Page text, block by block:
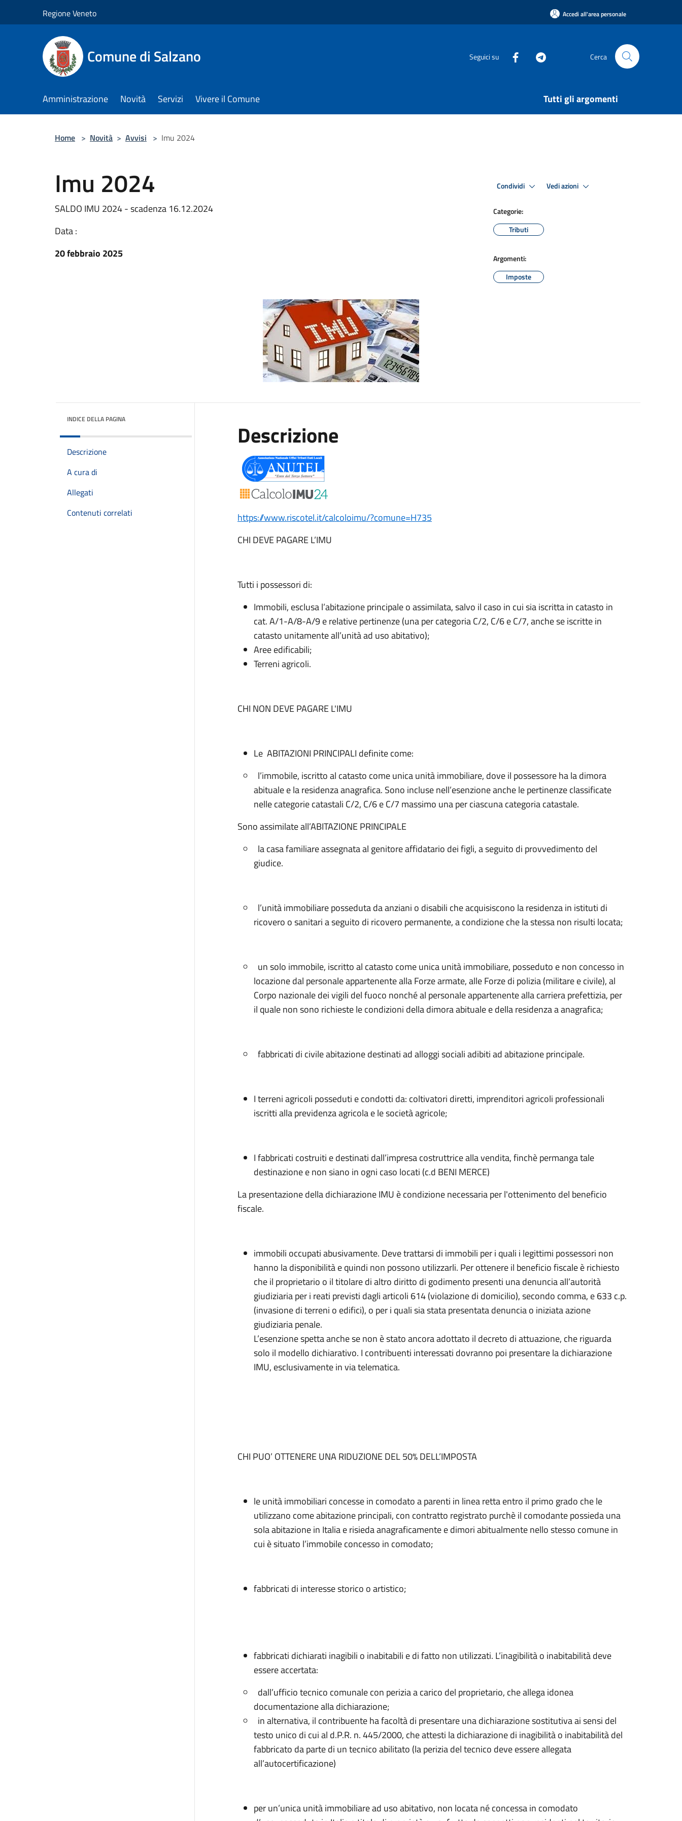
Regione Veneto Accedi all'area personale
Comune di Salzano Seguici su Cerca
Amministrazione Novità Servizi Vivere il Comune Tutti gli argomenti
Home > Novità > Avvisi > Imu 2024
Imu 2024
SALDO IMU 2024 - scadenza 16.12.2024
Data :
20 febbraio 2025
Condividi Vedi azioni
Categorie:
Tributi
Argomenti:
Imposte
INDICE DELLA PAGINA
Descrizione
A cura di
Allegati
Contenuti correlati
Descrizione
https://www.riscotel.it/calcoloimu/?comune=H735
CHI DEVE PAGARE L’IMU
Tutti i possessori di:
Immobili, esclusa l’abitazione principale o assimilata, salvo il caso in cui sia iscritta in catasto in
cat. A/1-A/8-A/9 e relative pertinenze (una per categoria C/2, C/6 e C/7, anche se iscritte in
catasto unitamente all’unità ad uso abitativo);
Aree edificabili;
Terreni agricoli.
CHI NON DEVE PAGARE L'IMU
Le ABITAZIONI PRINCIPALI definite come:
l’immobile, iscritto al catasto come unica unità immobiliare, dove il possessore ha la dimora
abituale e la residenza anagrafica. Sono incluse nell’esenzione anche le pertinenze classificate
nelle categorie catastali C/2, C/6 e C/7 massimo una per ciascuna categoria catastale.
Sono assimilate all’ABITAZIONE PRINCIPALE
la casa familiare assegnata al genitore affidatario dei figli, a seguito di provvedimento del
giudice.
l’unità immobiliare posseduta da anziani o disabili che acquisiscono la residenza in istituti di
ricovero o sanitari a seguito di ricovero permanente, a condizione che la stessa non risulti locata;
un solo immobile, iscritto al catasto come unica unità immobiliare, posseduto e non concesso in
locazione dal personale appartenente alla Forze armate, alle Forze di polizia (militare e civile), al
Corpo nazionale dei vigili del fuoco nonché al personale appartenente alla carriera prefettizia, per
il quale non sono richieste le condizioni della dimora abituale e della residenza a anagrafica;
fabbricati di civile abitazione destinati ad alloggi sociali adibiti ad abitazione principale.
I terreni agricoli posseduti e condotti da: coltivatori diretti, imprenditori agricoli professionali
iscritti alla previdenza agricola e le società agricole;
I fabbricati costruiti e destinati dall’impresa costruttrice alla vendita, finchè permanga tale
destinazione e non siano in ogni caso locati (c.d BENI MERCE)
La presentazione della dichiarazione IMU è condizione necessaria per l'ottenimento del beneficio
fiscale.
immobili occupati abusivamente. Deve trattarsi di immobili per i quali i legittimi possessori non
hanno la disponibilità e quindi non possono utilizzarli. Per ottenere il beneficio fiscale è richiesto
che il proprietario o il titolare di altro diritto di godimento presenti una denuncia all’autorità
giudiziaria per i reati previsti dagli articoli 614 (violazione di domicilio), secondo comma, e 633 c.p.
(invasione di terreni o edifici), o per i quali sia stata presentata denuncia o iniziata azione
giudiziaria penale.
L’esenzione spetta anche se non è stato ancora adottato il decreto di attuazione, che riguarda
solo il modello dichiarativo. I contribuenti interessati dovranno poi presentare la dichiarazione
IMU, esclusivamente in via telematica.
CHI PUO’ OTTENERE UNA RIDUZIONE DEL 50% DELL’IMPOSTA
le unità immobiliari concesse in comodato a parenti in linea retta entro il primo grado che le
utilizzano come abitazione principali, con contratto registrato purchè il comodante possieda una
sola abitazione in Italia e risieda anagraficamente e dimori abitualmente nello stesso comune in
cui è situato l’immobile concesso in comodato;
fabbricati di interesse storico o artistico;
fabbricati dichiarati inagibili o inabitabili e di fatto non utilizzati. L’inagibilità o inabitabilità deve
essere accertata:
dall’ufficio tecnico comunale con perizia a carico del proprietario, che allega idonea
documentazione alla dichiarazione;
in alternativa, il contribuente ha facoltà di presentare una dichiarazione sostitutiva ai sensi del
testo unico di cui al d.P.R. n. 445/2000, che attesti la dichiarazione di inagibilità o inabitabilità del
fabbricato da parte di un tecnico abilitato (la perizia del tecnico deve essere allegata
all’autocertificazione)
per un’unica unità immobiliare ad uso abitativo, non locata né concessa in comodato